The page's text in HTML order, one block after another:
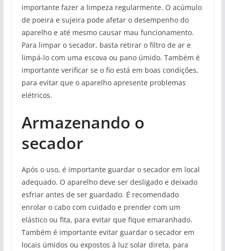
importante fazer a limpeza regularmente. O acúmulo
de poeira e sujeira pode afetar o desempenho do
aparelho e até mesmo causar mau funcionamento.
Para limpar o secador, basta retirar o filtro de ar e
limpá-lo com uma escova ou pano úmido. Também é
importante verificar se o fio está em boas condições,
para evitar que o aparelho apresente problemas
elétricos.
Armazenando o
secador
Após o uso, é importante guardar o secador em local
adequado. O aparelho deve ser desligado e deixado
esfriar antes de ser guardado. É recomendado
enrolar o cabo com cuidado e prender com um
elástico ou fita, para evitar que fique emaranhado.
Também é importante evitar guardar o secador em
locais úmidos ou expostos à luz solar direta, para